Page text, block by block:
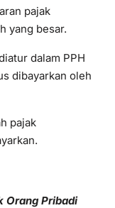
pajak
yang besar.
dalam PPH
dibayarkan oleh
pajak
Orang Pribadi